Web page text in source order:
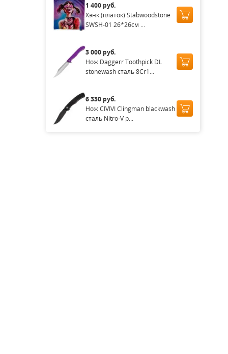
1 400 руб.
Хэнк (платок) Stabwoodstone
SWSH-01 26*26см ...
3 000 руб.
Нож Daggerr Toothpick DL
stonewash сталь 8Cr1...
6 330 руб.
Нож CIVIVI Clingman blackwash
сталь Nitro-V р...